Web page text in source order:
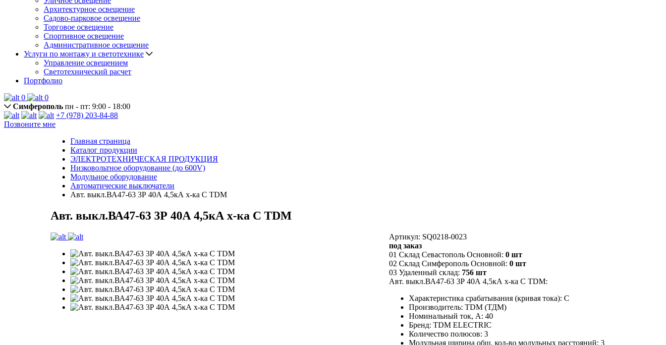
Архитектурное освещение
Садово-парковое освещение
Торговое освещение
Спортивное освещение
Административное освещение
Услуги по монтажу и светотехнике
Управление освещением
Светотехнический расчет
Портфолио
0
0
Симферополь пн - пт: 9:00 - 18:00
+7 (978) 203-84-88
Позвоните мне
Главная страница
Каталог продукции
ЭЛЕКТРОТЕХНИЧЕСКАЯ ПРОДУКЦИЯ
Низковольтное оборудование (до 600V)
Модульное оборудование
Автоматические выключатели
Авт. выкл.ВА47-63 3Р 40А 4,5кА х-ка С TDM
Авт. выкл.ВА47-63 3Р 40А 4,5кА х-ка С TDM
Артикул: SQ0218-0023
под заказ
01 Склад Севастополь Основной: 0 шт
02 Склад Симферополь Основной: 0 шт
03 Удаленный склад: 756 шт
Авт. выкл.ВА47-63 3Р 40А 4,5кА х-ка С TDM:
Характеристика срабатывания (кривая тока): C
Производитель: TDM (ТДМ)
Номинальный ток, А: 40
Бренд: TDM ELECTRIC
Количество полюсов: 3
Модульная ширина общ. кол-во модульных расстояний: 3